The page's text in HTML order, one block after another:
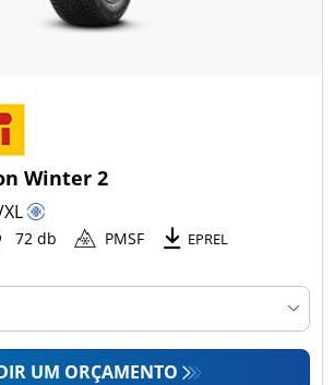
Winter 2
XL
72 db PMSF EPREL
UM ORÇAMENTO